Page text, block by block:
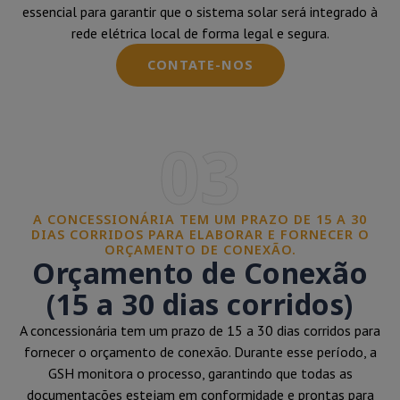
essencial para garantir que o sistema solar será integrado à
rede elétrica local de forma legal e segura.
CONTATE-NOS
A CONCESSIONÁRIA TEM UM PRAZO DE 15 A 30
DIAS CORRIDOS PARA ELABORAR E FORNECER O
ORÇAMENTO DE CONEXÃO.
Orçamento de Conexão
(15 a 30 dias corridos)
A concessionária tem um prazo de 15 a 30 dias corridos para
fornecer o orçamento de conexão. Durante esse período, a
GSH monitora o processo, garantindo que todas as
documentações estejam em conformidade e prontas para